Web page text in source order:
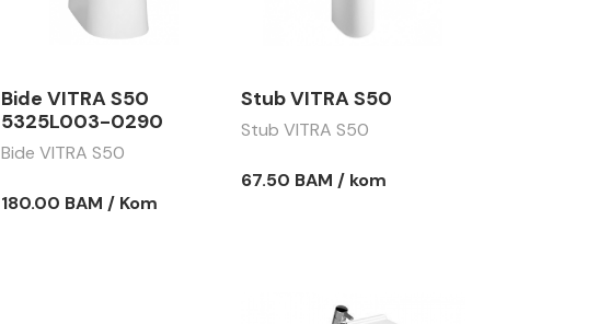
Bide VITRA S50
5325L003-0290
Bide VITRA S50
180.00 BAM / Kom
Stub VITRA S50
Stub VITRA S50
67.50 BAM / kom